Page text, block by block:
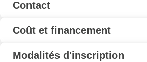
Contact
Coût et financement
Modalités d'inscription